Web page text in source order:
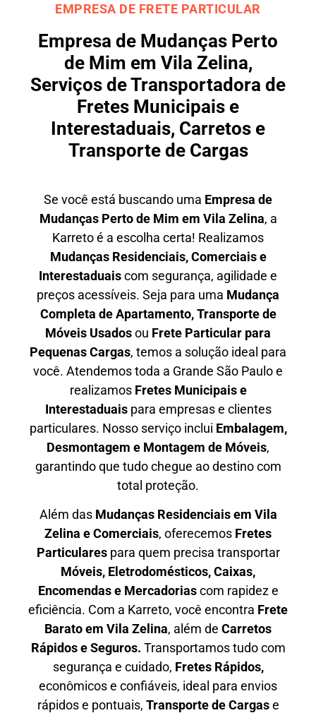
EMPRESA DE FRETE PARTICULAR
Empresa de Mudanças Perto
de Mim em Vila Zelina,
Serviços de Transportadora de
Fretes Municipais e
Interestaduais, Carretos e
Transporte de Cargas
Se você está buscando uma Empresa de
Mudanças Perto de Mim em Vila Zelina, a
Karreto é a escolha certa! Realizamos
Mudanças Residenciais, Comerciais e
Interestaduaiscom segurança, agilidade e
preços acessíveis. Seja para uma Mudança
Completa de Apartamento, Transporte de
Móveis Usadosou Frete Particular para
Pequenas Cargas, temos a solução ideal para
você. Atendemostoda a Grande São Pauloe
realizamos Fretes Municipais e
Interestaduaispara empresas e clientes
particulares. Nosso serviço inclui Embalagem,
Desmontagem e Montagem de Móveis,
garantindo que tudo chegue ao destino com
total proteção.
Além das Mudanças Residenciais em Vila
Zelina e Comerciais, oferecemos Fretes
Particularespara quem precisa transportar
Móveis, Eletrodomésticos, Caixas,
Encomendas e Mercadoriascom rapidez e
eficiência. Com a Karreto, você encontra Frete
Barato em Vila Zelina, além de Carretos
Rápidos e Seguros. Transportamos tudo com
segurança e cuidado, Fretes Rápidos,
econômicos e confiáveis, ideal para envios
rápidos e pontuais, Transporte de Cargase